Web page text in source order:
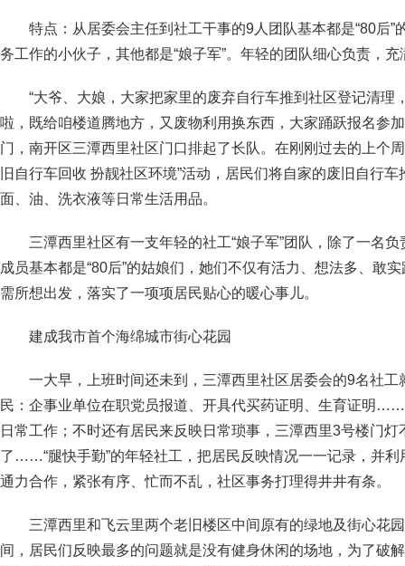
特点：从居委会主任到社工干事的9人团队基本都是“80后”
务工作的小伙子，其他都是“娘子军”。年轻的团队细心负责，
“大爷、大娘，大家把家里的废弃自行车推到社区登记清理
啦，既给咱楼道腾地方，又废物利用换东西，大家踊跃报名参
门，南开区三潭西里社区门口排起了长队。在刚刚过去的上个
旧自行车回收 扮靓社区环境”活动，居民们将自家的废旧自行
面、油、洗衣液等日常生活用品。
三潭西里社区有一支年轻的社工“娘子军”团队，除了一名
成员基本都是“80后”的姑娘们，她们不仅有活力、想法多、敢
需所想出发，落实了一项项居民贴心的暖心事儿。
建成我市首个海绵城市街心花园
一大早，上班时间还未到，三潭西里社区居委会的9名社
民：企事业单位在职党员报道、开具代买药证明、生育证明
日常工作；不时还有居民来反映日常琐事，三潭西里3号楼门
了……“腿快手勤”的年轻社工，把居民反映情况一一记录，并
通力合作，紧张有序、忙而不乱，社区事务打理得井井有条。
三潭西里和飞云里两个老旧楼区中间原有的绿地及街心花
间，居民们反映最多的问题就是没有健身休闲的场地，为了破